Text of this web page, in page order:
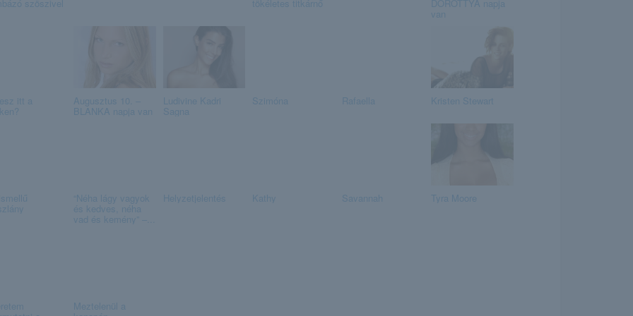
szöszivel tökéletes titkárnő DOROTTYA napja
van
itt a Augusztus 10. –
BLANKA napja van
Ludivine Kadri
Sagna
Szimóna Rafaella Kristen Stewart
“Néha lágy vagyok
és kedves, néha
vad és kemény” –...
Helyzetjelentés Kathy Savannah Tyra Moore
Meztelenül a